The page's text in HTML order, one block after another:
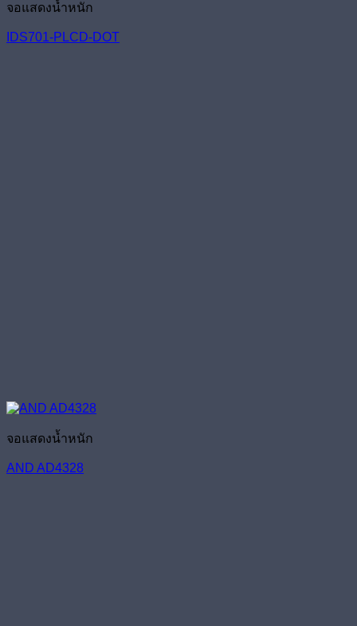
จอแสดงน้ำหนัก
IDS701-PLCD-DOT
จอแสดงน้ำหนัก
AND AD4328